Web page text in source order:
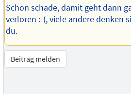
Schon schade, damit geht dann
verloren :-(, viele andere denken
du.
Beitrag melden